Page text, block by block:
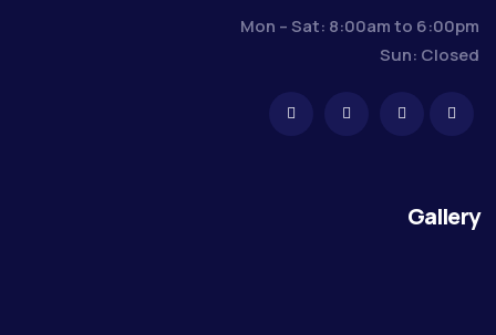
Mon – Sat: 8:00am to 6:00pm
Sun: Closed
Gallery